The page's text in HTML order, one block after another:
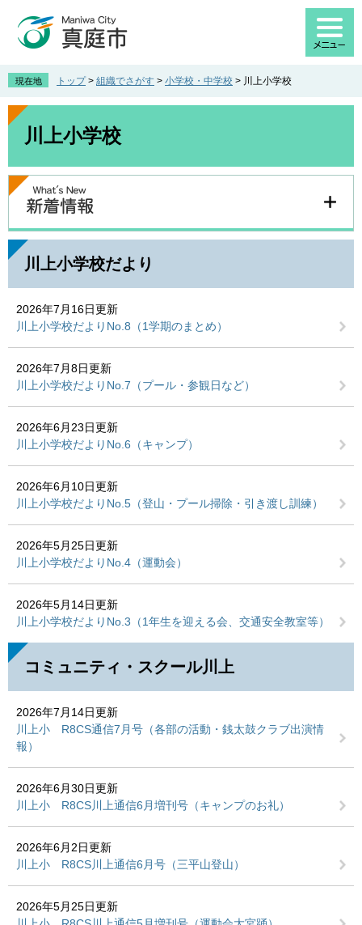
先
す
を
し
文
へ
現在地 トップ > 組織でさがす > 小学校・中学校 > 川上小学校
本
川上小学校
川上小学校だより
2026年7月16日更新
川上小学校だよりNo.8（1学期のまとめ）
2026年7月8日更新
川上小学校だよりNo.7（プール・参観日など）
2026年6月23日更新
川上小学校だよりNo.6（キャンプ）
2026年6月10日更新
川上小学校だよりNo.5（登山・プール掃除・引き渡し訓練）
2026年5月25日更新
川上小学校だよりNo.4（運動会）
2026年5月14日更新
川上小学校だよりNo.3（1年生を迎える会、交通安全教室等）
コミュニティ・スクール川上
2026年7月14日更新
川上小 R8CS通信7月号（各部の活動・銭太鼓クラブ出演情
報）
2026年6月30日更新
川上小 R8CS川上通信6月増刊号（キャンプのお礼）
2026年6月2日更新
川上小 R8CS川上通信6月号（三平山登山）
2026年5月25日更新